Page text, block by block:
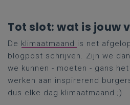
Tot slot: wat is jouw
De klimaatmaand is net
blogpost schrijven. Zijn we
we kunnen - moeten - gans
werken aan inspirerend
dus elke dag klimaatmaand ;)